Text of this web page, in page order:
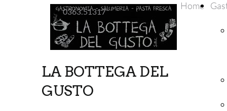
0363.51317
LA BOTTEGA DEL
GUSTO
Home